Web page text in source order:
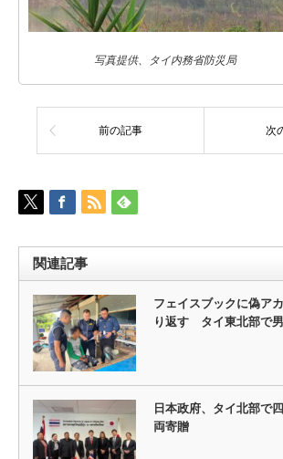
写真提供、タイ内務省防災局
前の記事 次
関連記事
フェイスブックに偽ア
り返す タイ東北部で
日本政府、タイ北部で
両寄贈